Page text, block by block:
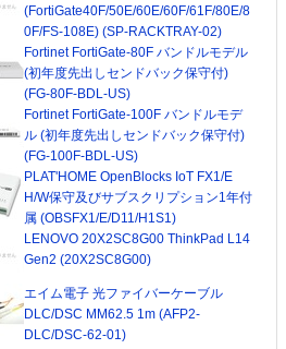
(FortiGate40F/50E/60E/60F/61F/80E/8
0F/FS-108E) (SP-RACKTRAY-02)
Fortinet FortiGate-80F バンドルモデル
(初年度先出しセンドバック保守付)
(FG-80F-BDL-US)
Fortinet FortiGate-100F バンドルモデ
ル (初年度先出しセンドバック保守付)
(FG-100F-BDL-US)
PLAT'HOME OpenBlocks IoT FX1/E
H/W保守及びサブスクリプション1年付
属 (OBSFX1/E/D11/H1S1)
LENOVO 20X2SC8G00 ThinkPad L14
Gen2 (20X2SC8G00)
エイム電子 光ファイバーケーブル
DLC/DSC MM62.5 1m (AFP2-
DLC/DSC-62-01)